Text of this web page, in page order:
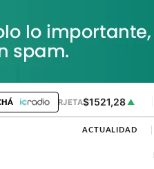
DÓLAR TARJETA$1521,28 ▲
ACTUALIDAD